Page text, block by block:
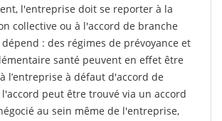
l'entreprise doit se reporter à la
collective ou à l'accord de branche
: des régimes de prévoyance et
santé peuvent en effet être
l’entreprise à défaut d'accord de
peut être trouvé via un accord
au sein même de l'entreprise,